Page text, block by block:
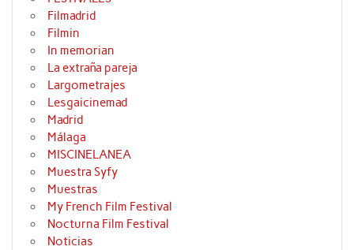
Filmadrid
Filmin
In memorian
La extraña pareja
Largometrajes
Lesgaicinemad
Madrid
Málaga
MISCINELANEA
Muestra Syfy
Muestras
My French Film Festival
Nocturna Film Festival
Noticias